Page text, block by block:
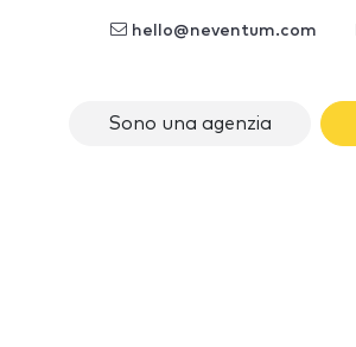
hello@neventum.com
Sono una agenzia